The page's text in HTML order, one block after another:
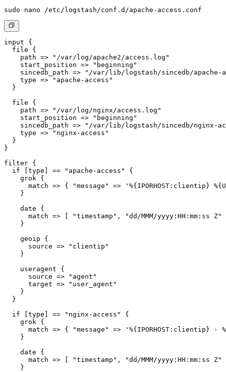
input {
  file {
    path => "/var/log/apache2/access.log"
    start_position => "beginning"
sincedb_path => "/var/lib/logstash/sincedb/apache-
    type => "apache-access"
  }
  file {
    path => "/var/log/nginx/access.log"
    start_position => "beginning"
sincedb_path => "/var/lib/logstash/sincedb/nginx-
    type => "nginx-access"
  }
}
filter {
  if [type] == "apache-access" {
    grok {
match => { "message" => '%{IPORHOST:clientip}
    }
    date {
match => [ "timestamp", "dd/MMM/yyyy:HH:mm:ss Z"
    }
    geoip {
      source => "clientip"
    }
    useragent {
      source => "agent"
      target => "user_agent"
    }
  }
  if [type] == "nginx-access" {
    grok {
match => { "message" => '%{IPORHOST:clientip} -
    }
    date {
match => [ "timestamp", "dd/MMM/yyyy:HH:mm:ss Z"
    }